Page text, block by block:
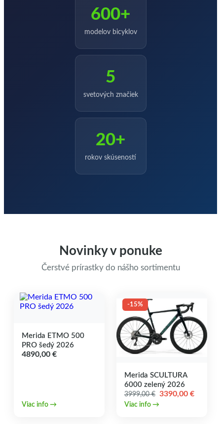
600+
modelov bicyklov
5
svetových značiek
20+
rokov skúseností
Novinky v ponuke
Čerstvé prírastky do nášho sortimentu
Merida ETMO 500
PRO šedý 2026
4890,00 €
Viac info →
-15%
Merida SCULTURA
6000 zelený 2026
3999,00€ Pôvodná
cena
3390,00 €
Viac info →